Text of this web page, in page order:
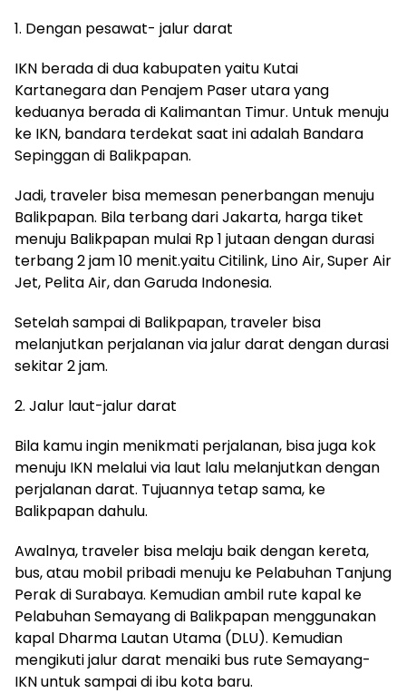
1. Dengan pesawat- jalur darat
IKN berada di dua kabupaten yaitu Kutai
Kartanegara dan Penajem Paser utara yang
keduanya berada di Kalimantan Timur. Untuk menuju
ke IKN, bandara terdekat saat ini adalah Bandara
Sepinggan di Balikpapan.
Jadi, traveler bisa memesan penerbangan menuju
Balikpapan. Bila terbang dari Jakarta, harga tiket
menuju Balikpapan mulai Rp 1 jutaan dengan durasi
terbang 2 jam 10 menit.yaitu Citilink, Lino Air, Super Air
Jet, Pelita Air, dan Garuda Indonesia.
Setelah sampai di Balikpapan, traveler bisa
melanjutkan perjalanan via jalur darat dengan durasi
sekitar 2 jam.
2. Jalur laut-jalur darat
Bila kamu ingin menikmati perjalanan, bisa juga kok
menuju IKN melalui via laut lalu melanjutkan dengan
perjalanan darat. Tujuannya tetap sama, ke
Balikpapan dahulu.
Awalnya, traveler bisa melaju baik dengan kereta,
bus, atau mobil pribadi menuju ke Pelabuhan Tanjung
Perak di Surabaya. Kemudian ambil rute kapal ke
Pelabuhan Semayang di Balikpapan menggunakan
kapal Dharma Lautan Utama (DLU). Kemudian
mengikuti jalur darat menaiki bus rute Semayang-
IKN untuk sampai di ibu kota baru.